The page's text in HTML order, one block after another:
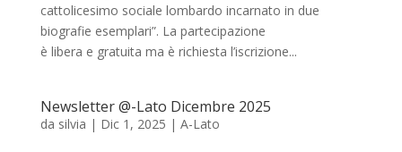
cattolicesimo sociale lombardo incarnato in due
biografie esemplari”. La partecipazione
è libera e gratuita ma è richiesta l’iscrizione...
Newsletter @-Lato Dicembre 2025
da silvia | Dic 1, 2025 | A-Lato